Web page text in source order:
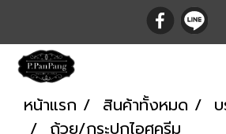
หน้าแรก สินค้าทั้งหมด
ถ้วย/กระปุกไอศครีม